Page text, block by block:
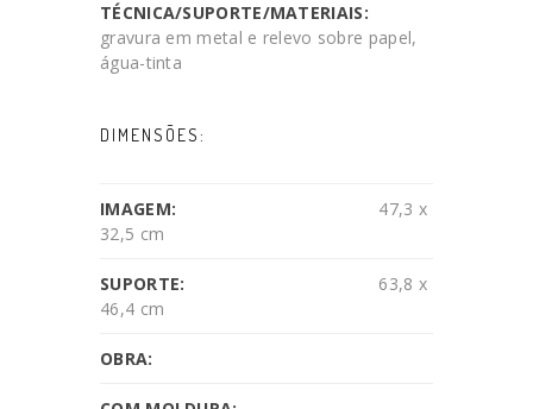
TÉCNICA/SUPORTE/MATERIAIS:
gravura em metal e relevo sobre papel,
água-tinta
DIMENSÕES:
IMAGEM:
47,3 x
32,5 cm
SUPORTE:
63,8 x
46,4 cm
OBRA: